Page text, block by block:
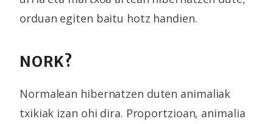
orduan egiten baitu hotz handien.
NORK?
Normalean hibernatzen duten animaliak
txikiak izan ohi dira. Proportzioan, animalia